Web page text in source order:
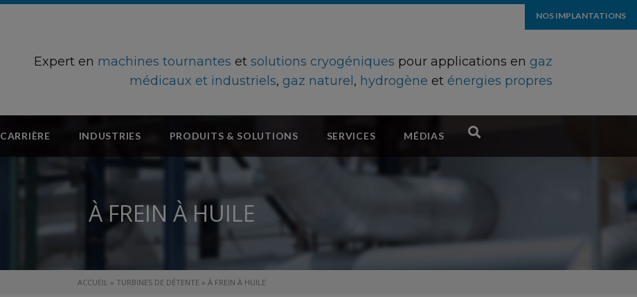
NOS IMPLANTATIONS
Expert en machines tournantes etsolutions cryogéniques pour applications en gaz
médicaux et industriels, gaz naturel, hydrogène et énergies propres
CARRIÈRE INDUSTRIES PRODUITS & SOLUTIONS SERVICES MÉDIAS
À FREIN À HUILE
ACCUEIL » TURBINES DE DÉTENTE » À FREIN À HUILE